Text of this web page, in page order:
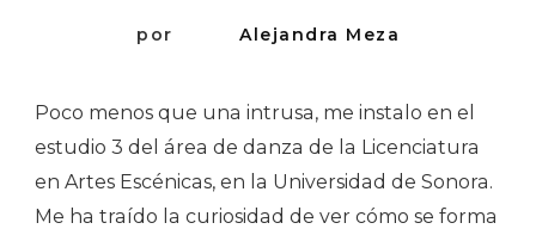
por Alejandra Meza
Poco menos que una intrusa, me instalo en el
estudio 3 del área de danza de la Licenciatura
en Artes Escénicas, en la Universidad de Sonora.
Me ha traído la curiosidad de ver cómo se forma